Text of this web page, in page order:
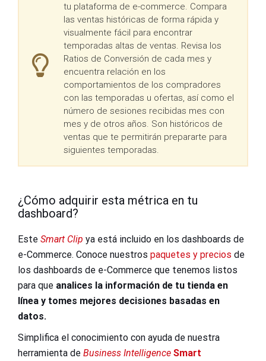
tu plataforma de e-commerce. Compara
las ventas históricas de forma rápida y
visualmente fácil para encontrar
temporadas altas de ventas. Revisa los
Ratios de Conversión de cada mes y
encuentra relación en los
comportamientos de los compradores
con las temporadas u ofertas, así como el
número de sesiones recibidas mes con
mes y de otros años. Son históricos de
ventas que te permitirán prepararte para
siguientes temporadas.
¿Cómo adquirir esta métrica en tu
dashboard?
Este Smart Clip ya está incluido en los dashboards de
e-Commerce. Conoce nuestros paquetes y precios de
los dashboards de e-Commerce que tenemos listos
para que analices la información de tu tienda en
línea y tomes mejores decisiones basadas en
datos.
Simplifica el conocimiento con ayuda de nuestra
herramienta de Business Intelligence Smart